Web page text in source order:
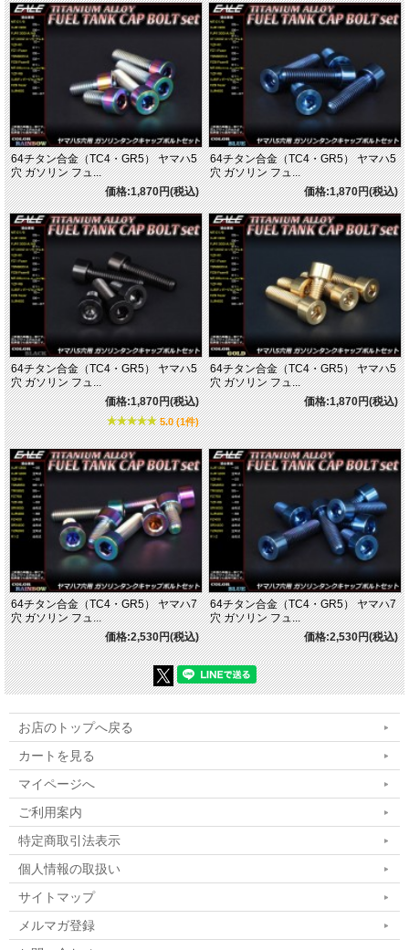
64チタン合金（TC4・GR5） ヤマハ5
穴 ガソリン フュ...
価格:1,870円(税込)
64チタン合金（TC4・GR5） ヤマハ5
穴 ガソリン フュ...
価格:1,870円(税込)
64チタン合金（TC4・GR5） ヤマハ5
穴 ガソリン フュ...
価格:1,870円(税込)
5.0 (1件)
64チタン合金（TC4・GR5） ヤマハ5
穴 ガソリン フュ...
価格:1,870円(税込)
64チタン合金（TC4・GR5） ヤマハ7
穴 ガソリン フュ...
価格:2,530円(税込)
64チタン合金（TC4・GR5） ヤマハ7
穴 ガソリン フュ...
価格:2,530円(税込)
お店のトップへ戻る
カートを見る
マイページへ
ご利用案内
特定商取引法表示
個人情報の取扱い
サイトマップ
メルマガ登録